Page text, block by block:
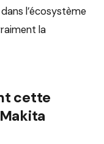
dans l’écosystème
la
cette